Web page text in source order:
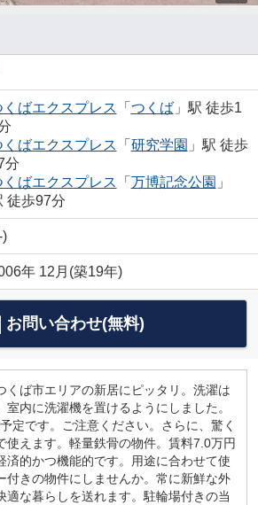
くばエクスプレス 「 つくば」駅 徒歩1
くばエクスプレス 「 研究学園 」駅 徒歩
分
くばエクスプレス 「 万博記念公園 」
徒歩97分
)
年 12月(築19年)
お問い合わせ(無料)
くば市エリアの新居にピッタリ。洗濯は
内に洗濯機を置けるようにしました。
定です。ご注意ください。さらに、驚く
使えます。軽量鉄骨の物件。賃料7.0万円
済的かつ機能的です。用途に合わせて使
付きの物件にしませんか。常に新鮮な外
適な暮らしを送れます。駐輪場付きの当